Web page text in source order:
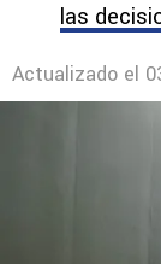
las
Actualizado el